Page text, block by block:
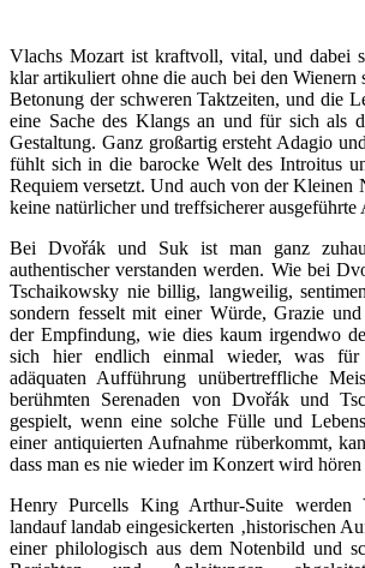
Vlachs Mozart ist kraftvoll, vital, und dabei
klar artikuliert ohne die auch bei den Wienern
Betonung der schweren Taktzeiten, und die
eine Sache des Klangs an und für sich als
Gestaltung. Ganz großartig ersteht Adagio
fühlt sich in die barocke Welt des Introitus
Requiem versetzt. Und auch von der Kleinen
keine natürlicher und treffsicherer ausgeführte
Bei Dvořák und Suk ist man ganz
authentischer verstanden werden. Wie bei
Tschaikowsky nie billig, langweilig,
sondern fesselt mit einer Würde, Grazie und
der Empfindung, wie dies kaum irgendwo
sich hier endlich einmal wieder, was
adäquaten Aufführung unübertreffliche
berühmten Serenaden von Dvořák und
gespielt, wenn eine solche Fülle und
einer antiquierten Aufnahme rüberkommt,
dass man es nie wieder im Konzert wird
Henry Purcells King Arthur-Suite werden
landauf landab eingesickerten ‚historischen
einer philologisch aus dem Notenbild und